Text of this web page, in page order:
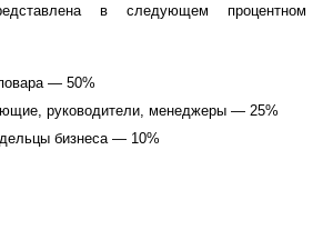
в следующем процентном
— 50%
руководители, менеджеры — 25%
бизнеса — 10%